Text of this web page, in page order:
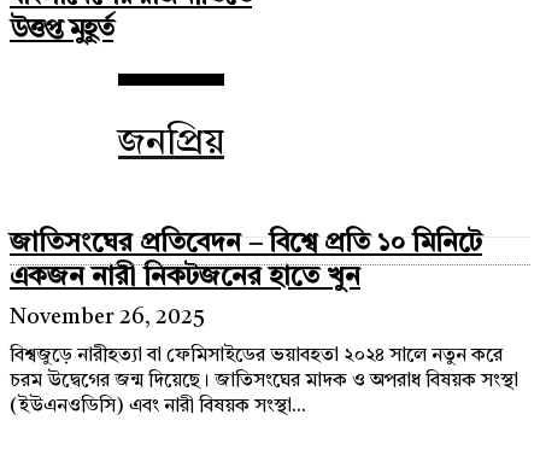
উত্তপ্ত মুহূর্ত
জনপ্রিয়
জাতিসংঘের প্রতিবেদন – বিশ্বে প্রতি ১০ মিনিটে
একজন নারী নিকটজনের হাতে খুন
November 26, 2025
বিশ্বজুড়ে নারীহত্যা বা ফেমিসাইডের ভয়াবহতা ২০২৪ সালে নতুন করে
চরম উদ্বেগের জন্ম দিয়েছে। জাতিসংঘের মাদক ও অপরাধ বিষয়ক সংস্থা
(ইউএনওডিসি) এবং নারী বিষয়ক সংস্থা...